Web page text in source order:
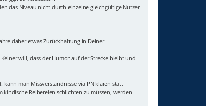
das Niveau nicht durch einzelne gleichgültige Nutzer
daher etwas Zurückhaltung in Deiner
will, dass der Humor auf der Strecke bleibt und
man Missverständnisse via PN klären statt
Reibereien schlichten zu müssen, werden